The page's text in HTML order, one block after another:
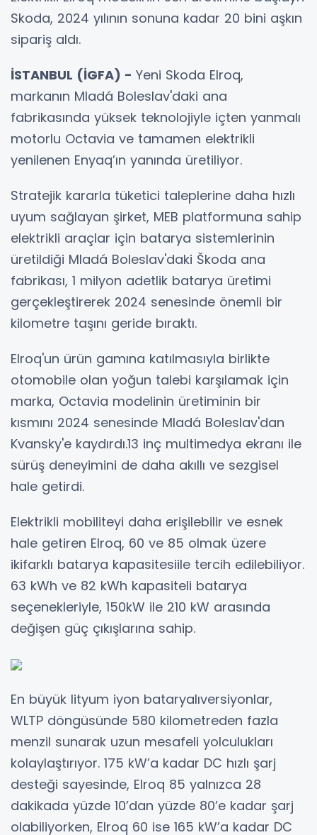
Skoda, 2024 yılının sonuna kadar 20 bini aşkın
sipariş aldı.
İSTANBUL (İGFA) - Yeni Skoda Elroq,
markanın Mladá Boleslav'daki ana
fabrikasında yüksek teknolojiyle içten yanmalı
motorlu Octavia ve tamamen elektrikli
yenilenen Enyaq’ın yanında üretiliyor.
Stratejik kararla tüketici taleplerine daha hızlı
uyum sağlayan şirket, MEB platformuna sahip
elektrikli araçlar için batarya sistemlerinin
üretildiği Mladá Boleslav'daki Škoda ana
fabrikası, 1 milyon adetlik batarya üretimi
gerçekleştirerek 2024 senesinde önemli bir
kilometre taşını geride bıraktı.
Elroq'un ürün gamına katılmasıyla birlikte
otomobile olan yoğun talebi karşılamak için
marka, Octavia modelinin üretiminin bir
kısmını 2024 senesinde Mladá Boleslav'dan
Kvansky'e kaydırdı.13 inç multimedya ekranı ile
sürüş deneyimini de daha akıllı ve sezgisel
hale getirdi.
Elektrikli mobiliteyi daha erişilebilir ve esnek
hale getiren Elroq, 60 ve 85 olmak üzere
ikifarklı batarya kapasitesiile tercih edilebiliyor.
63 kWh ve 82 kWh kapasiteli batarya
seçenekleriyle, 150kW ile 210 kW arasında
değişen güç çıkışlarına sahip.
En büyük lityum iyon bataryalıversiyonlar,
WLTP döngüsünde 580 kilometreden fazla
menzil sunarak uzun mesafeli yolculukları
kolaylaştırıyor. 175 kW’a kadar DC hızlı şarj
desteği sayesinde, Elroq 85 yalnızca 28
dakikada yüzde 10’dan yüzde 80’e kadar şarj
olabiliyorken, Elroq 60 ise 165 kW’a kadar DC